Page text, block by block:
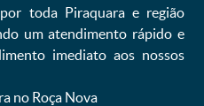
toda Piraquara e região
um atendimento rápido e
imediato aos nossos
no Roça Nova